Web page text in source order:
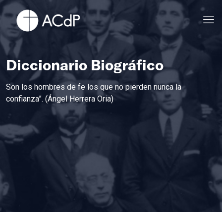
Diccionario Biográfico
Son los hombres de fe los que no pierden nunca la
confianza”. (Ángel Herrera Oria)